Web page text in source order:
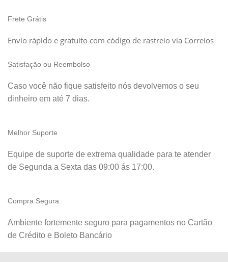
Frete Grátis
Envio rápido e gratuito com código de rastreio via Correios
Satisfação ou Reembolso
Caso você não fique satisfeito nós devolvemos o seu
dinheiro em até 7 dias.
Melhor Suporte
Equipe de suporte de extrema qualidade para te atender
de Segunda a Sexta das 09:00 ás 17:00.
Compra Segura
Ambiente fortemente seguro para pagamentos no Cartão
de Crédito e Boleto Bancário